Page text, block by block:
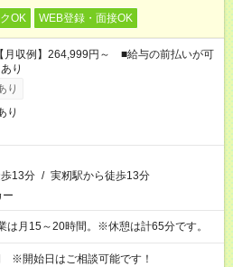
OK WEB登録・面接OK
収例】264,999円～ ■給与の前払いが可
り
り
り
13分 / 実籾駅から徒歩13分
ー
月15～20時間。※休憩は計65分です。
※開始日はご相談可能です！